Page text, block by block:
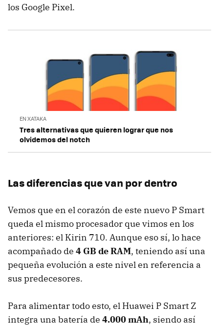
los Google Pixel.
EN XATAKA
Tres alternativas que quieren lograr que nos
olvidemos del notch
Las diferencias que van por dentro
Vemos que en el corazón de este nuevo P Smart
queda el mismo procesador que vimos en los
anteriores: el Kirin 710. Aunque eso sí, lo hace
acompañado de 4 GB de RAM, teniendo así una
pequeña evolución a este nivel en referencia a
sus predecesores.
Para alimentar todo esto, el Huawei P Smart Z
integra una batería de 4.000 mAh, siendo así